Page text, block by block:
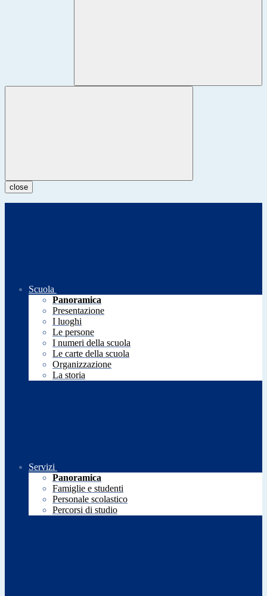
close
Scuola
Panoramica
Presentazione
I luoghi
Le persone
I numeri della scuola
Le carte della scuola
Organizzazione
La storia
Servizi
Panoramica
Famiglie e studenti
Personale scolastico
Percorsi di studio